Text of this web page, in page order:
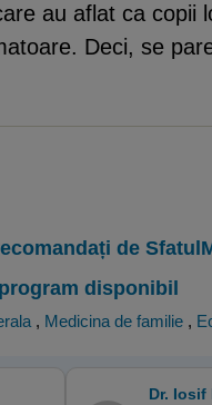
au aflat ca
Deci, se
de
disponibil
, Medicina de familie ,
Dr. Iosif